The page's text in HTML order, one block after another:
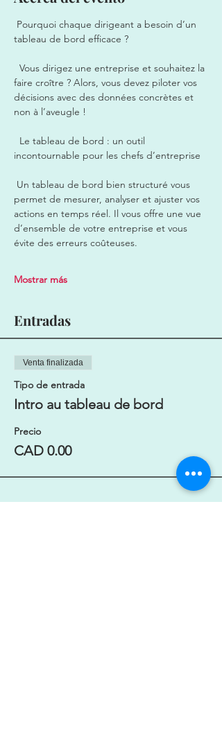
Pourquoi chaque dirigeant a besoin d’un
tableau de bord efficace ?
faire croître ? Alors, vous devez piloter vos
décisions avec des données concrètes et
non à l’aveugle !
incontournable pour les chefs d’entreprise
permet de mesurer, analyser et ajuster vos
actions en temps réel. Il vous offre une vue
d’ensemble de votre entreprise et vous
évite des erreurs coûteuses.
Mostrar más
Entradas
Venta finalizada
Tipo de entrada
Intro au tableau de bord
Precio
CAD 0.00